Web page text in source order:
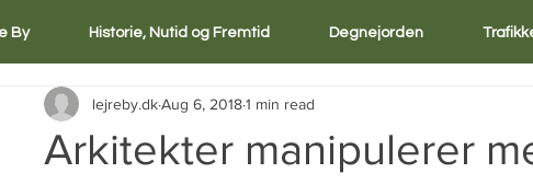
By Historie, Nutid og Fremtid Degnejorden
Arkitekter manipulerer
lejreby.dkAug 6, 20181 min read